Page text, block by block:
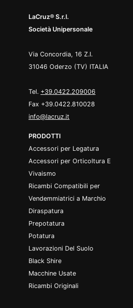
LaCruz® S.r.l.
Società Unipersonale
Via Concordia, 16 Z.I.
31046 Oderzo (TV) ITALIA
Tel. +39.0422.209006
Fax +39.0422.810028
info@lacruz.it
PRODOTTI
Accessori per Legatura
Accessori per Orticoltura E
Vivaismo
Ricambi Compatibili per
Vendemmiatrici a Marchio
Diraspatura
Prepotatura
Potatura
Lavorazioni Del Suolo
Black Shire
Macchine Usate
Ricambi Originali